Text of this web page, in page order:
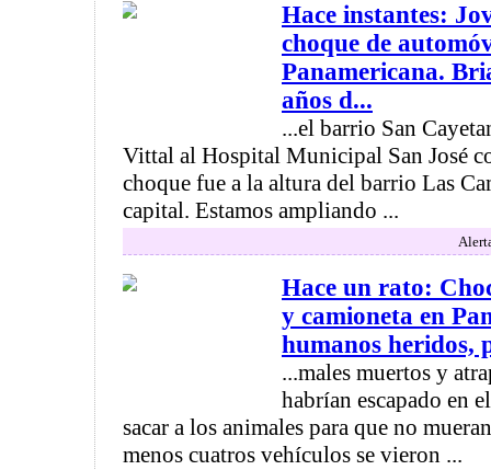
Hace instantes:
choque de
Panamericana.
años d...
...el barrio San
Vittal al Hospital Municipal San José
choque fue a la altura del barrio Las
capital. Estamos ampliando ...
Hace un rato:
y camioneta en
humanos heridos,
...males muertos y
habrían escapado en
sacar a los animales para que no
menos cuatros vehículos se vieron ...